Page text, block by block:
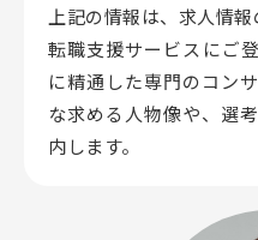
上記の情報は、求人情報
転職支援サービスにご
に精通した専門のコン
な求める人物像や、選
内します。